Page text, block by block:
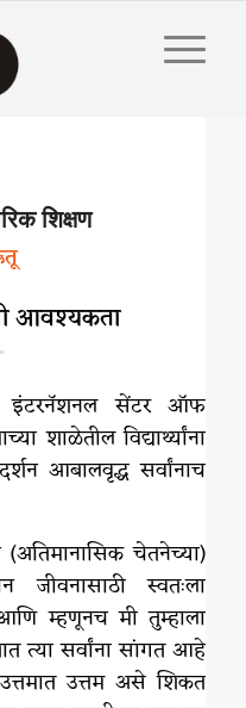
शिक्षण
आवश्यकता
इंटरनॅशनल सेंटर ऑफ
शाळेतील विद्यार्थ्यांना
आबालवृद्ध सर्वांनाच
चेतनेच्या)
स्वतःला
म्हणूनच मी तुम्हाला
त्या सर्वांना सांगत आहे
उत्तम असे शिकत